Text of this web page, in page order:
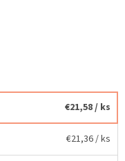
€21,58/ ks
€21,36/ ks